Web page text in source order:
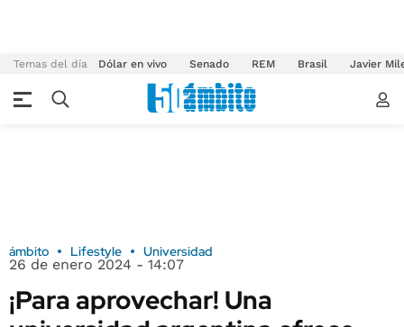
Temas del día Dólar en vivo Senado REM Brasil Javier
ámbito Lifestyle Universidad
26 de enero 2024 - 14:07
¡Para aprovechar! Una